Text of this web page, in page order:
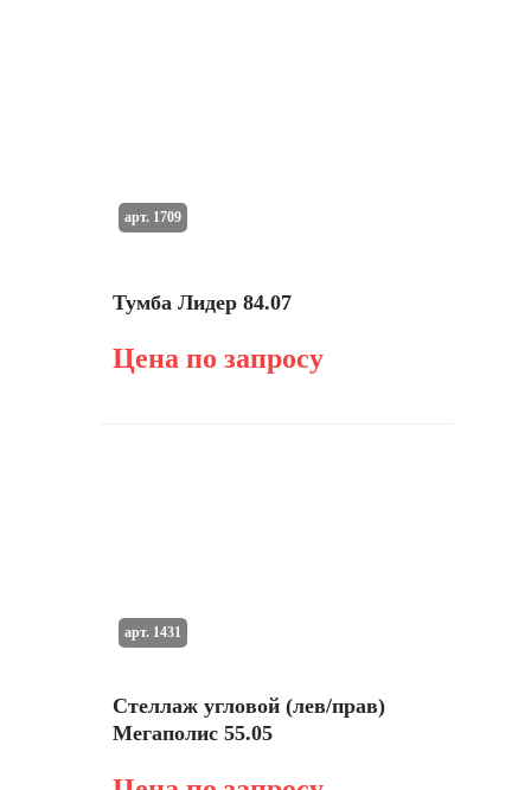
Тумба Лидер 84.07
Цена по запросу
арт. 1709
Стеллаж угловой (лев/прав)
Мегаполис 55.05
арт. 1431